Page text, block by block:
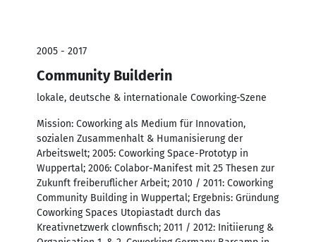
2005 - 2017
Community Builderin
lokale, deutsche & internationale Coworking-Szene
Mission: Coworking als Medium für Innovation,
sozialen Zusammenhalt & Humanisierung der
Arbeitswelt; 2005: Coworking Space-Prototyp in
Wuppertal; 2006: Colabor-Manifest mit 25 Thesen zur
Zukunft freiberuflicher Arbeit; 2010 / 2011: Coworking
Community Building in Wuppertal; Ergebnis: Gründung
Coworking Spaces Utopiastadt durch das
Kreativnetzwerk clownfisch; 2011 / 2012: Initiierung &